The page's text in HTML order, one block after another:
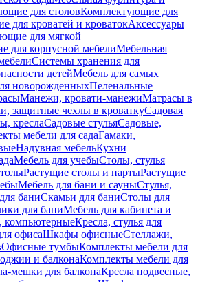
для столовКомплектующие для
для кроватей и кроватокАксессуары
для мягкой
для корпусной мебелиМебельная
Системы хранения для
детейМебель для самых
новорожденныхПеленальные
Манежи, кровати-манежиМатрасы в
защитные чехлы в кроваткуСадовая
креслаСадовые стульяСадовые,
мебели для садаГамаки,
Надувная мебельКухни
Мебель для учебыСтолы, стулья
Растущие столы и партыРастущие
Мебель для бани и сауныСтулья,
баниСкамьи для баниСтолы для
для баниМебель для кабинета и
компьютерныеКресла, стулья для
офисаШкафы офисныеСтеллажи,
Офисные тумбыКомплекты мебели для
и балконаКомплекты мебели для
мешки для балконаКресла подвесные,